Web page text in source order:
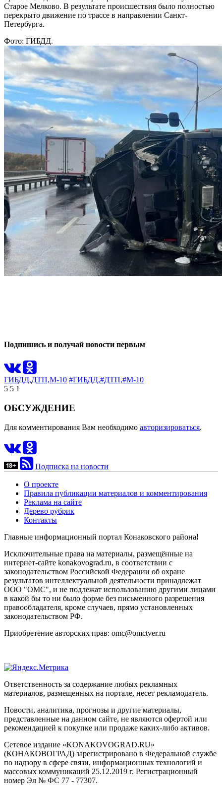
Старое Мелково. В результате происшествия было полностью
перекрыто движение по трассе в направлении Санкт-
Петербурга.
Фото: ГИБДД.
Подпишись и получай новости первым
ГИБДД,ДТП,М-10 #ГИБДД,#ДТП,#М-10
5 5 1
ОБСУЖДЕНИЕ
Для комментирования Вам необходимо авторизироваться.
Подписка на новости
О проекте
Правила публикации материалов и комментирования
Реклама на сайте
Дерево рубрик
Контакты
Главные информационный портал Конаковского района!
Исключительные права на материалы, размещённые на
интернет-сайте konakovograd.ru, в соответствии с
законодательством Российской Федерации об охране
результатов интеллектуальной деятельности принадлежат
ООО "ОМС", и не подлежат использованию другими лицами
в какой бы то ни было форме без письменного разрешения
правообладателя, кроме случаев, прямо установленных
законодательством РФ.
Приобретение авторских прав: omc@omctver.ru
Ответственность за содержание любых рекламных
материалов, размещенных на портале, несет рекламодатель.
Новости, аналитика, прогнозы и другие материалы,
представленные на данном сайте, не являются офертой или
рекомендацией к покупке или продаже каких-либо активов.
Сетевое издание «KONAKOVOGRAD.RU»
(КОНАКОВОГРАД) зарегистрировано в Федеральной службе
по надзору в сфере связи, информационных технологий и
массовых коммуникаций 25.12.2019 г. Регистрационный
номер Эл № ФС 77 - 77307.